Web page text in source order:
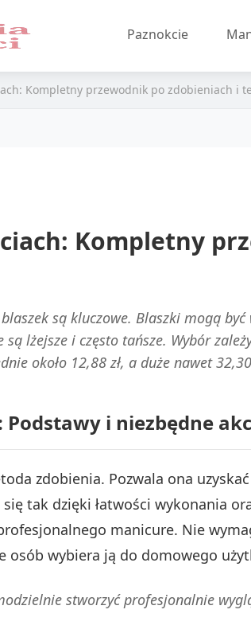
Paznokcie
Kompletny przewodnik po zdobieniach i
Kompletny
są kluczowe. Blaszki mogą
lżejsze i często tańsze. Wybór
około 12,88 zł, a duże nawet 32,30
i niezbędne
zdobienia. Pozwala ona
tak dzięki łatwości wykonania
manicure. Nie
osób wybiera ją do domowego
stworzyć profesjonalnie